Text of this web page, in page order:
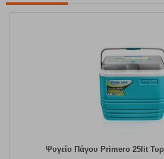
Ψυγείο Πάγου Primero 25lit